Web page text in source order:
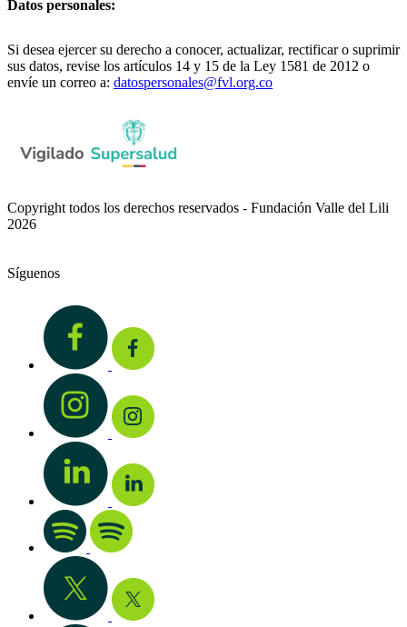
Datos personales:
Si desea ejercer su derecho a conocer, actualizar, rectificar o suprimir
sus datos, revise los artículos 14 y 15 de la Ley 1581 de 2012 o
envíe un correo a: datospersonales@fvl.org.co
Copyright todos los derechos reservados - Fundación Valle del Lili
2026
Síguenos